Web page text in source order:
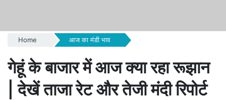
Home आज का मंडी भाव
गेहूं के बाजार में आज क्या रहा रूझान
| देखें ताजा रेट और तेजी मंदी रिपोर्ट